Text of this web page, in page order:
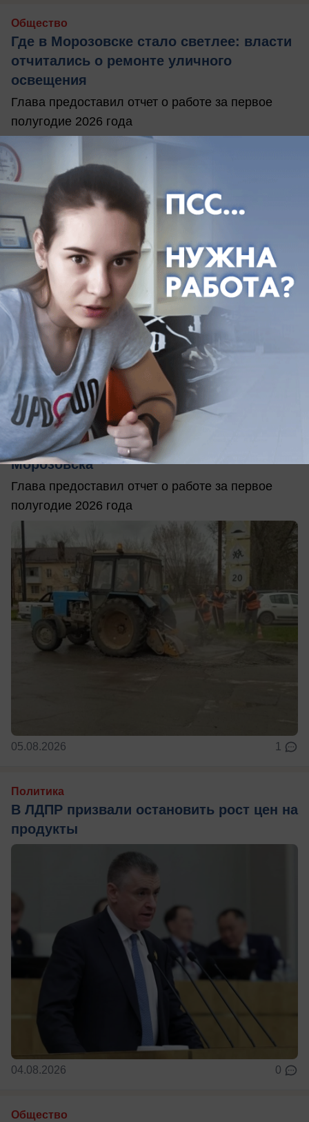
Общество
Где в Морозовске стало светлее: власти
отчитались о ремонте уличного
освещения
Глава предоставил отчет о работе за первое
полугодие 2026 года
05.08.2026
АВТО
Куда ушли миллионы из дорожного
фонда: что уже сделали на дорогах
Морозовска
Глава предоставил отчет о работе за первое
полугодие 2026 года
05.08.2026 1
Политика
В ЛДПР призвали остановить рост цен на
продукты
04.08.2026 0
Общество